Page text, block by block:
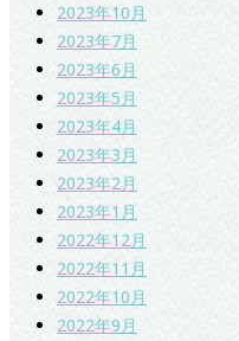
2023年10月
2023年7月
2023年6月
2023年5月
2023年4月
2023年3月
2023年2月
2023年1月
2022年12月
2022年11月
2022年10月
2022年9月